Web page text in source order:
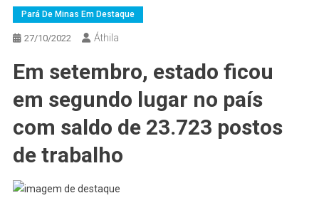
Pará De Minas Em Destaque
27/10/2022 Áthila
Em setembro, estado ficou
em segundo lugar no país
com saldo de 23.723 postos
de trabalho